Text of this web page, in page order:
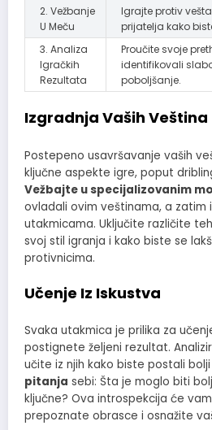
2. Vežbanje
U Meču
Igrajte protiv
prijatelja kako
3. Analiza
Igračkih
Rezultata
Proučite svoje
identifikovali
poboljšanje.
Izgradnja Vaših Veština
Postepeno usavršavanje vaših
ključne aspekte igre, poput
Vežbajte u specijalizovanim
ovladali ovim veštinama, a zatim
utakmicama. Uključite različite
svoj stil igranja i kako biste se
protivnicima.
Učenje Iz Iskustva
Svaka utakmica je prilika za
postignete željeni rezultat.
učite iz njih kako biste postali
pitanja sebi: Šta je moglo biti
ključne? Ova introspekcija će
prepoznate obrasce i osnažite